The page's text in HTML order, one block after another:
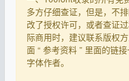
多方仔细查证，但是，不
改了授权许可，或者查证
际商用时，建议联系版权
面 “ 参考资料 ” 里面的链
字体作者。